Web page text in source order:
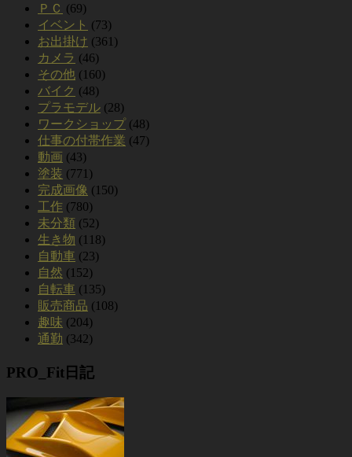
ＰＣ (69)
イベント (73)
お出掛け (361)
カメラ (46)
その他 (160)
バイク (48)
プラモデル (28)
ワークショップ(48)
仕事の付帯作業 (47)
動画 (43)
塗装 (771)
完成画像 (150)
工作 (780)
未分類 (52)
生き物 (118)
自動車 (23)
自然 (152)
自転車 (135)
販売商品 (108)
趣味 (204)
通勤 (342)
PRO_Fit日記